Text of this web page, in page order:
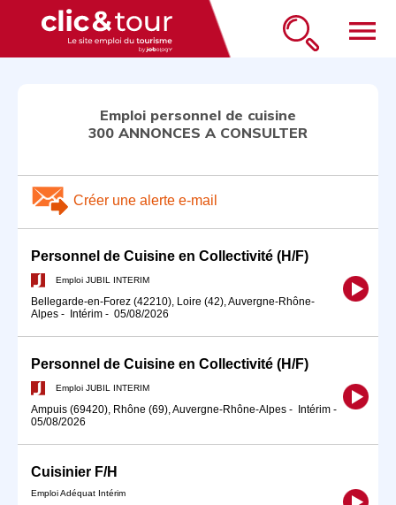
menu
Emploi personnel de cuisine
300 ANNONCES A CONSULTER
Créer une alerte e-mail
Personnel de Cuisine en Collectivité (H/F)
Emploi JUBIL INTERIM
Bellegarde-en-Forez (42210), Loire (42), Auvergne-Rhône-
Alpes - Intérim - 05/08/2026
Personnel de Cuisine en Collectivité (H/F)
Emploi JUBIL INTERIM
Ampuis (69420), Rhône (69), Auvergne-Rhône-Alpes - Intérim -
05/08/2026
Cuisinier F/H
Emploi Adéquat Intérim